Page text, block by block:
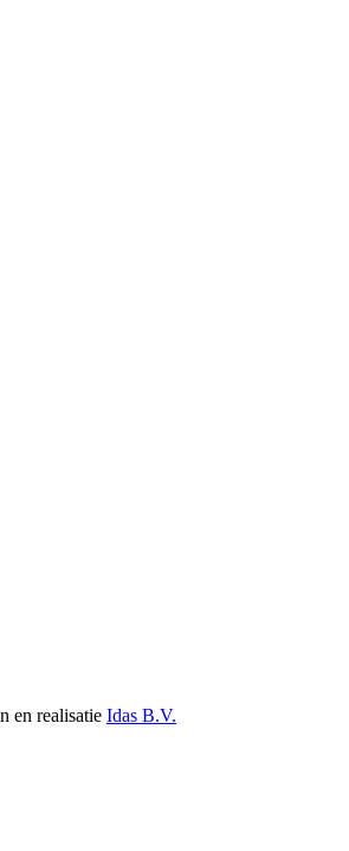
en realisatie Idas B.V.